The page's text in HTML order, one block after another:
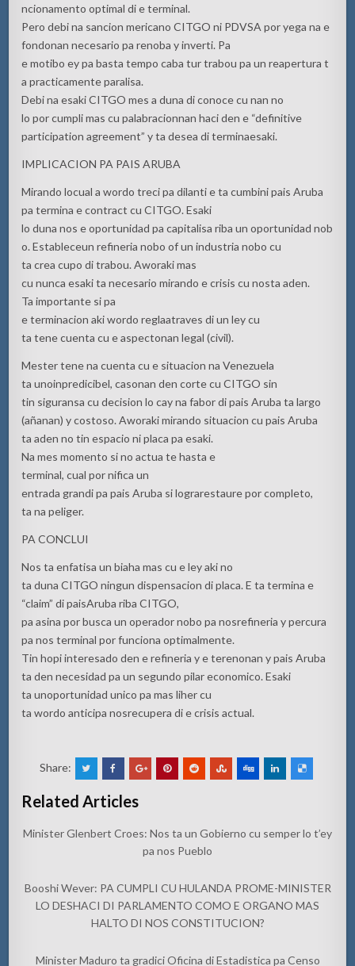
ncionamento optimal di e terminal.
Pero debi na sancion mericano CITGO ni PDVSA por yega na e
fondonan necesario pa renoba y inverti. Pa
e motibo ey pa basta tempo caba tur trabou pa un reapertura t
a practicamente paralisa.
Debi na esaki CITGO mes a duna di conoce cu nan no
lo por cumpli mas cu palabracionnan haci den e “definitive
participation agreement” y ta desea di terminaesaki.
IMPLICACION PA PAIS ARUBA
Mirando locual a wordo treci pa dilanti e ta cumbini pais Aruba
pa termina e contract cu CITGO. Esaki
lo duna nos e oportunidad pa capitalisa riba un oportunidad nob
o. Estableceun refineria nobo of un industria nobo cu
ta crea cupo di trabou. Aworaki mas
cu nunca esaki ta necesario mirando e crisis cu nosta aden.
Ta importante si pa
e terminacion aki wordo reglaatraves di un ley cu
ta tene cuenta cu e aspectonan legal (civil).
Mester tene na cuenta cu e situacion na Venezuela
ta unoinpredicibel, casonan den corte cu CITGO sin
tin siguransa cu decision lo cay na fabor di pais Aruba ta largo
(añanan) y costoso. Aworaki mirando situacion cu pais Aruba
ta aden no tin espacio ni placa pa esaki.
Na mes momento si no actua te hasta e
terminal, cual por nifica un
entrada grandi pa pais Aruba si lograrestaure por completo,
ta na peliger.
PA CONCLUI
Nos ta enfatisa un biaha mas cu e ley aki no
ta duna CITGO ningun dispensacion di placa. E ta termina e
“claim” di paisAruba riba CITGO,
pa asina por busca un operador nobo pa nosrefineria y percura
pa nos terminal por funciona optimalmente.
Tin hopi interesado den e refineria y e terenonan y pais Aruba
ta den necesidad pa un segundo pilar economico. Esaki
ta unoportunidad unico pa mas liher cu
ta wordo anticipa nosrecupera di e crisis actual.
Share:
Related Articles
Minister Glenbert Croes: Nos ta un Gobierno cu semper lo t’ey
pa nos Pueblo
Booshi Wever: PA CUMPLI CU HULANDA PROME-MINISTER
LO DESHACI DI PARLAMENTO COMO E ORGANO MAS
HALTO DI NOS CONSTITUCION?
Minister Maduro ta gradici Oficina di Estadistica pa Censo